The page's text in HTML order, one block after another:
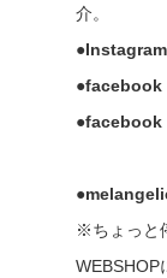
介。
※ちょっと
WEBSHOP